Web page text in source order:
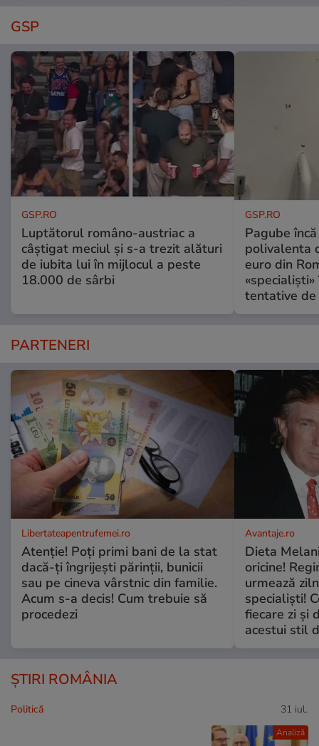
GSP
GSP.RO
Luptătorul româno-austriac a
câștigat meciul și s-a trezit alături
de iubita lui în mijlocul a peste
18.000 de sârbi
GSP.RO
Pagube
polivalenta
euro din
tentative de
PARTENERI
Libertateapentrufemei.ro
Atenție! Poți primi bani de la stat
dacă-ți îngrijești părinții, bunicii
sau pe cineva vârstnic din familie.
Acum s-a decis! Cum trebuie să
procedezi
Avantaje.ro
Dieta
oricine!
urmează
specialiști!
fiecare zi și
acestui stil
ȘTIRI ROMÂNIA
Analiză
Politică 31 iul.